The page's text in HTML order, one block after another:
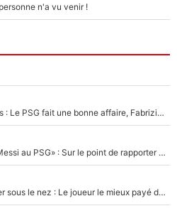
n'a vu venir !
C'est imminent pour Ferran Torres : Le PSG fait une bonne affaire, Fabrizio Romano révèle le vrai prix du joueur !
«Ce fils de p*te fait comme Leo Messi au PSG» : Sur le point de rapporter gros à l'OM, Facundo Medina raconte son clash avec des supporters !
L'OM voit ce joli chèque lui passer sous le nez : Le joueur le mieux payé du club refuse de partir, son transfert est annulé à la dernière minute !